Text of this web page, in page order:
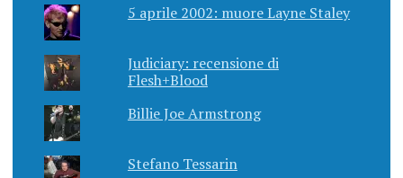
5 aprile 2002: muore Layne Staley
Judiciary: recensione di
Flesh+Blood
Billie Joe Armstrong
Stefano Tessarin